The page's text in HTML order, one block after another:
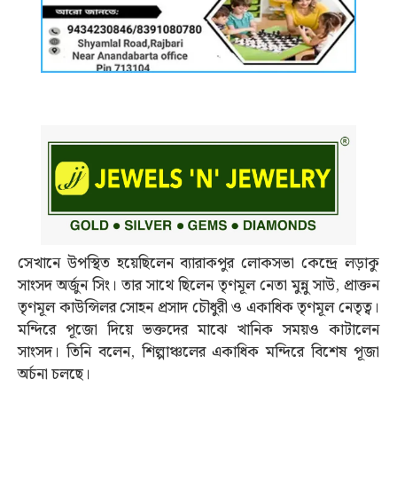
সেখানে উপস্থিত হয়েছিলেন ব্যারাকপুর লোকসভা কেন্দ্রে লড়াকু
সাংসদ অর্জুন সিং। তার সাথে ছিলেন তৃণমূল নেতা মুন্নু সাউ, প্রাক্তন
তৃণমূল কাউন্সিলর সোহন প্রসাদ চৌধুরী ও একাধিক তৃণমূল নেতৃত্ব।
মন্দিরে পূজো দিয়ে ভক্তদের মাঝে খানিক সময়ও কাটালেন
সাংসদ। তিনি বলেন, শিল্পাঞ্চলের একাধিক মন্দিরে বিশেষ পূজা
অর্চনা চলছে।